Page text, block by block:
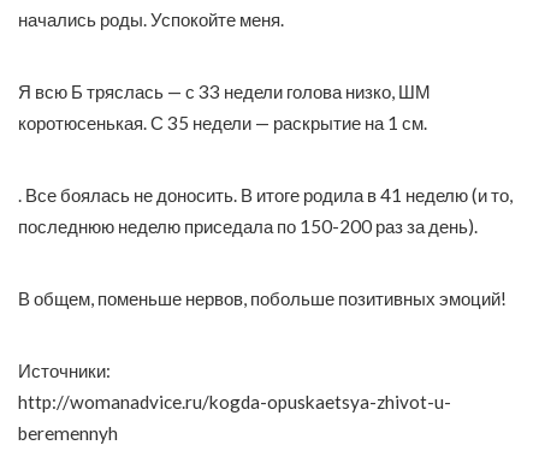
начались роды. Успокойте меня.
Я всю Б тряслась — с 33 недели голова низко, ШМ
коротюсенькая. С 35 недели — раскрытие на 1 см.
. Все боялась не доносить. В итоге родила в 41 неделю (и то,
последнюю неделю приседала по 150-200 раз за день).
В общем, поменьше нервов, побольше позитивных эмоций!
Источники:
http://womanadvice.ru/kogda-opuskaetsya-zhivot-u-
beremennyh